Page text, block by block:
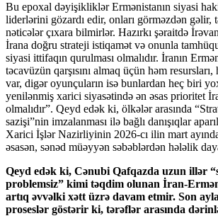
Bu epoxal dəyişikliklər Ermənistanın siyasi
liderlərini gözardı edir, onları görməzdən gəlir,
nəticələr çıxara bilmirlər. Hazırkı şəraitdə
İrana doğru strateji istiqamət və onunla
siyasi ittifaqın qurulması olmalıdır. İranın
təcavüzün qarşısını almaq üçün həm
var, digər oyunçuların isə bunlardan heç biri
yenilənmiş xarici siyasətində ən əsas prioritet
olmalıdır”. Qeyd edək ki, ölkələr arasında
sazişi”nin imzalanması ilə bağlı danışıqlar
Xarici İşlər Nazirliyinin 2026-cı ilin mart
əsasən, sənəd müəyyən səbəblərdən hələlik
Qeyd edək ki, Cənubi Qafqazda uzun illər
problemsiz” kimi təqdim olunan İran-
artıq əvvəlki xətt üzrə davam etmir. Son
proseslər göstərir ki, tərəflər arasında